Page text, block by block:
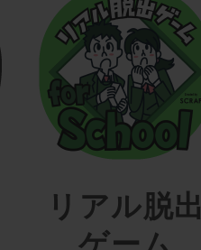
リアル脱